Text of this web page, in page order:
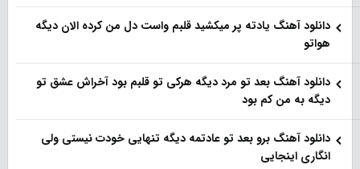
دانلود آهنگ یادته پر میکشید قلبم واست دل من کرده الان دیگه
هواتو
دانلود آهنگ بعد تو مرد دیگه هرکی تو قلبم بود آخراش عشق تو
دیگه به من کم بود
دانلود آهنگ برو بعد تو عادتمه دیگه تنهایی خودت نیستی ولی
انگاری اینجایی